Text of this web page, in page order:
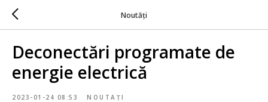
Noutăți
Deconectări programate de
energie electrică
2023-01-24 08:53 NOUTAȚI